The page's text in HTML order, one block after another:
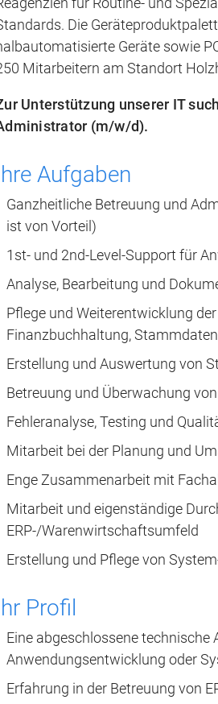
Die
Geräte sowie
Mitarbeitern am Standort
Unterstützung unserer IT
(m/w/d).
Aufgaben
Ganzheitliche Betreuung und
ist von Vorteil)
1st- und 2nd-Level-Support für
Analyse, Bearbeitung und
Pflege und Weiterentwicklung
Finanzbuchhaltung,
Erstellung und Auswertung von
Betreuung und Überwachung
Fehleranalyse, Testing und
Mitarbeit bei der Planung und
Enge Zusammenarbeit mit
Mitarbeit und eigenständige
ERP-/Warenwirtschaftsumfeld
Erstellung und Pflege von
Profil
Eine abgeschlossene
Anwendungsentwicklung oder
Erfahrung in der Betreuung von